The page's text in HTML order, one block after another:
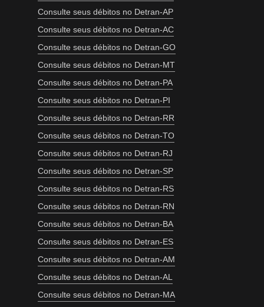
Consulte seus débitos no Detran-AP
Consulte seus débitos no Detran-AC
Consulte seus débitos no Detran-GO
Consulte seus débitos no Detran-MT
Consulte seus débitos no Detran-PA
Consulte seus débitos no Detran-PI
Consulte seus débitos no Detran-RR
Consulte seus débitos no Detran-TO
Consulte seus débitos no Detran-RJ
Consulte seus débitos no Detran-SP
Consulte seus débitos no Detran-RS
Consulte seus débitos no Detran-RN
Consulte seus débitos no Detran-BA
Consulte seus débitos no Detran-ES
Consulte seus débitos no Detran-AM
Consulte seus débitos no Detran-AL
Consulte seus débitos no Detran-MA